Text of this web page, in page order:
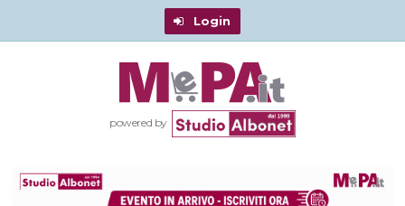
Login
powered by